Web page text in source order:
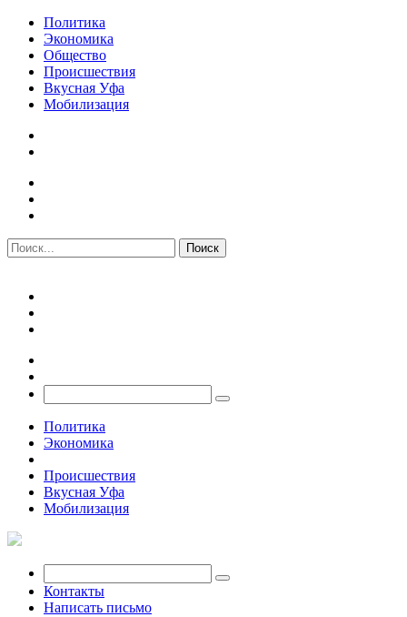
Политика
Экономика
Общество
Происшествия
Вкусная Уфа
Мобилизация
Политика
Экономика
Происшествия
Вкусная Уфа
Мобилизация
Контакты
Написать письмо